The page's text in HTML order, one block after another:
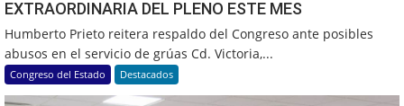
EXTRAORDINARIA DEL PLENO ESTE MES
Humberto Prieto reitera respaldo del Congreso ante posibles
abusos en el servicio de grúas Cd. Victoria,...
Congreso del Estado Destacados